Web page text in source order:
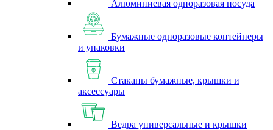
Алюминиевая одноразовая посуда
Бумажные одноразовые контейнеры
и упаковки
Стаканы бумажные, крышки и
аксессуары
Ведра универсальные и крышки